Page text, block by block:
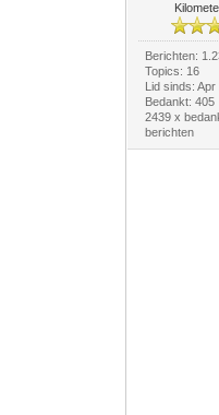
Berichten:
Topics: 16
Lid sinds: Apr
Bedankt: 405
2439 x
berichten